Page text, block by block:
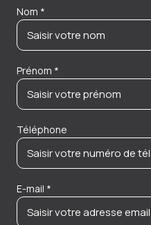
Nom *
Prénom *
Téléphone
E-mail *